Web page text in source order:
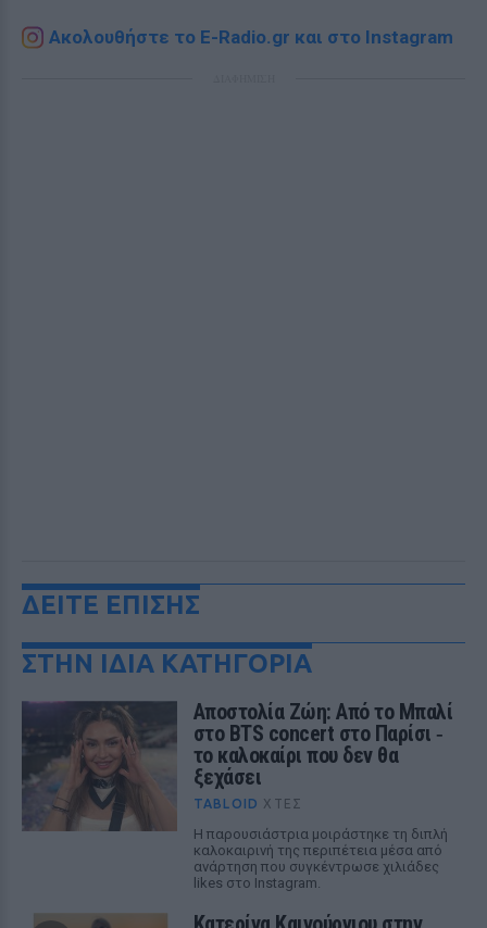
Ακολουθήστε το E-Radio.gr και στο Instagram
ΔΕΙΤΕ ΕΠΙΣΗΣ
ΣΤΗΝ ΙΔΙΑ ΚΑΤΗΓΟΡΙΑ
Αποστολία Ζώη: Από το Μπαλί
στο BTS concert στο Παρίσι ‑
το καλοκαίρι που δεν θα
ξεχάσει
TABLOID ΧΤΕΣ
Η παρουσιάστρια μοιράστηκε τη διπλή
καλοκαιρινή της περιπέτεια μέσα από
ανάρτηση που συγκέντρωσε χιλιάδες
likes στο Instagram.